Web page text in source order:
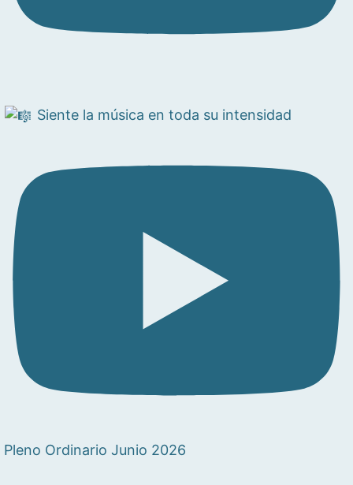
Siente la música en toda su intensidad
Pleno Ordinario Junio 2026